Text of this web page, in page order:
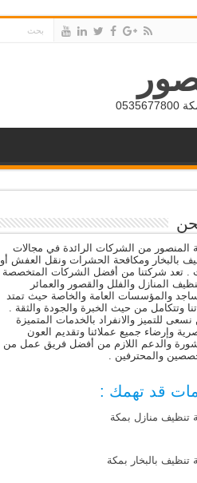
المنصور من الشركات الرائدة في مجالات
بالبخار ومكافحة الحشرات ونقل العفش أو
. تعد شركتنا من أفضل الشركات المتخصصة
المنازل والفلل والقصور والعمائر
والمؤسسات العامة والخاصة حيث تمتد
وتتكامل من حيث الخبرة والجودة والثقة .
للتميز والانفراد بالخدمات المتميزة
وإرضاء جميع عملائنا وتقديم العون
والدعم اللازم من أفضل فريق عمل من
والمحترفين .
قد تهمك :
تنظيف منازل بمكة
تنظيف بالبخار بمكة